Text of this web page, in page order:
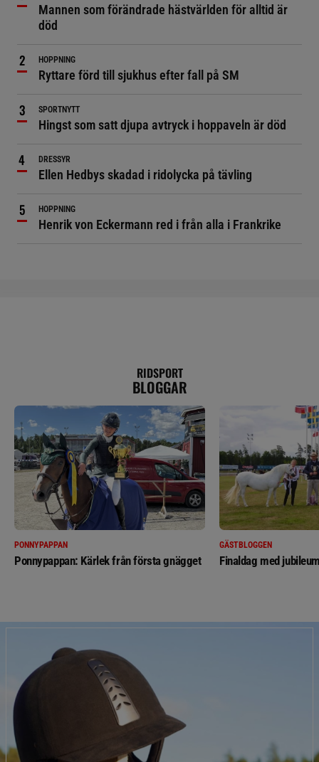
Mannen som förändrade hästvärlden för alltid är
död
HOPPNING
Ryttare förd till sjukhus efter fall på SM
SPORTNYTT
Hingst som satt djupa avtryck i hoppaveln är död
DRESSYR
Ellen Hedbys skadad i ridolycka på tävling
HOPPNING
Henrik von Eckermann red i från alla i Frankrike
RIDSPORT
BLOGGAR
PONNYPAPPAN
Ponnypappan: Kärlek från första gnägget
GÄSTBLOGGEN
Finaldag med